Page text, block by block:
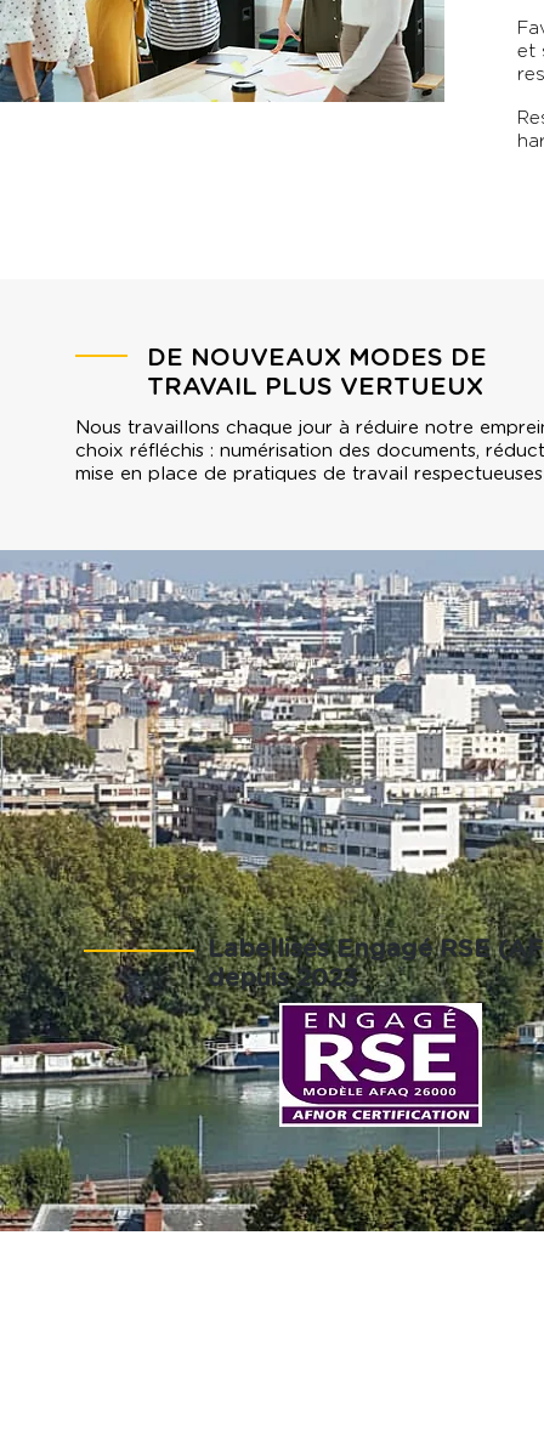
et
DE NOUVEAUX MODES DE
TRAVAIL PLUS VERTUEUX
Nous travaillons chaque jour à réduire notre
choix réfléchis : numérisation des documents,
mise en place de pratiques de travail
Labellisés Engagé RSE
depuis 2023